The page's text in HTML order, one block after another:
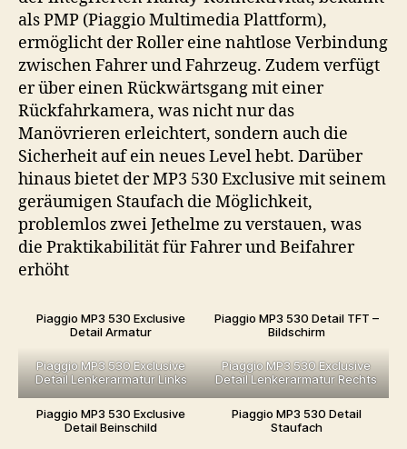
als PMP (Piaggio Multimedia Plattform),
ermöglicht der Roller eine nahtlose Verbindung
zwischen Fahrer und Fahrzeug. Zudem verfügt
er über einen Rückwärtsgang mit einer
Rückfahrkamera, was nicht nur das
Manövrieren erleichtert, sondern auch die
Sicherheit auf ein neues Level hebt. Darüber
hinaus bietet der MP3 530 Exclusive mit seinem
geräumigen Staufach die Möglichkeit,
problemlos zwei Jethelme zu verstauen, was
die Praktikabilität für Fahrer und Beifahrer
erhöht
Piaggio MP3 530 Exclusive
Detail Armatur
Piaggio MP3 530 Detail TFT –
Bildschirm
Piaggio MP3 530 Exclusive
Detail Lenkerarmatur Links
Piaggio MP3 530 Exclusive
Detail Lenkerarmatur Rechts
Piaggio MP3 530 Exclusive
Detail Beinschild
Piaggio MP3 530 Detail
Staufach